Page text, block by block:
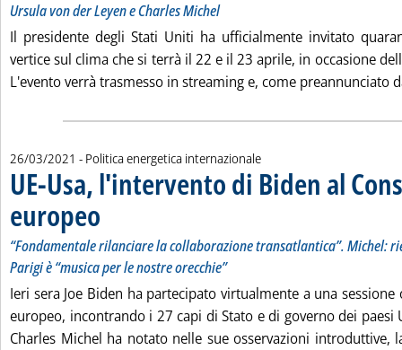
Ursula von der Leyen e Charles Michel
Il presidente degli Stati Uniti ha ufficialmente invitato
vertice sul clima che si terrà il 22 e il 23 aprile, in occasione
L'evento verrà trasmesso in streaming e, come preannunciato
26/03/2021 - Politica energetica internazionale
UE-Usa, l'intervento di Biden al
europeo
“Fondamentale rilanciare la collaborazione transatlantica”. Michel:
Parigi è “musica per le nostre orecchie”
Ieri sera Joe Biden ha partecipato virtualmente a una
europeo, incontrando i 27 capi di Stato e di governo dei paesi
Charles Michel ha notato nelle sue osservazioni introduttive,